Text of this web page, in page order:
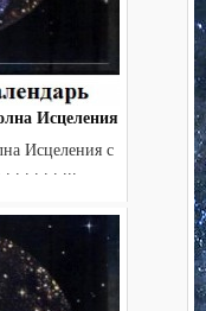
Исцеления
Исцеления с
. . . . . . ...